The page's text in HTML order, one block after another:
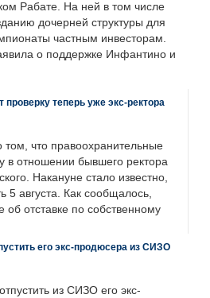
Рабате. На ней в том числе
дочерней структуры для
частным инвесторам.
о поддержке Инфантино и
теперь уже экс-ректора
что правоохранительные
в отношении бывшего ректора
Накануне стало известно,
5 августа. Как сообщалось,
об отставке по собственному
его экс-продюсера из СИЗО
из СИЗО его экс-